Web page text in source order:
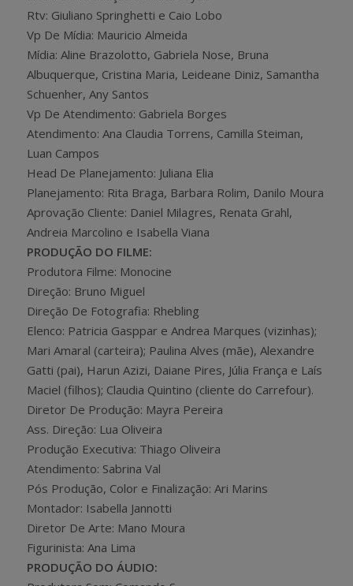
Rtv: Giuliano Springhetti e Caio Lobo
Vp De Mídia: Mauricio Almeida
Mídia: Aline Brazolotto, Gabriela Nose, Bruna
Albuquerque, Cristina Maria, Leideane Diniz, Samantha
Schuenher, Any Santos
Vp De Atendimento: Gabriela Borges
Atendimento: Ana Claudia Torrens, Camilla Steiman,
Luan Campos
Head De Planejamento: Juliana Elia
Planejamento: Rita Braga, Barbara Rolim, Danilo Moura
Aprovação Cliente: Daniel Milagres, Renata Grahl,
Andreia Marcolino e Isabella Viana
PRODUÇÃO DO FILME:
Produtora Filme: Monocine
Direção: Bruno Miguel
Direção De Fotografia: Rhebling
Elenco: Patricia Gasppar e Andrea Marques (vizinhas);
Mari Amaral (carteira); Paulina Alves (mãe), Alexandre
Gatti (pai), Harun Azizi, Daiane Pires, Júlia França e Laís
Maciel (filhos); Claudia Quintino (cliente do Carrefour).
Diretor De Produção: Mayra Pereira
Ass. Direção: Lua Oliveira
Produção Executiva: Thiago Oliveira
Atendimento: Sabrina Val
Pós Produção, Color e Finalização: Ari Marins
Montador: Isabella Jannotti
Diretor De Arte: Mano Moura
Figurinista: Ana Lima
PRODUÇÃO DO ÁUDIO: